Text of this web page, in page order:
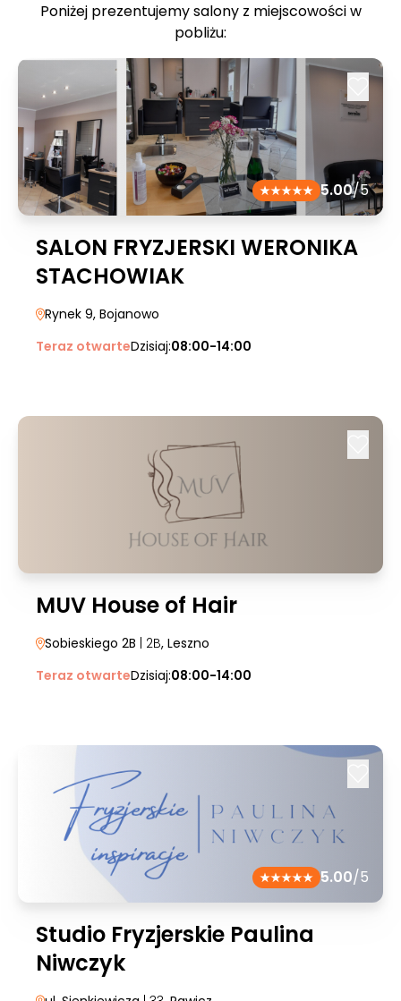
Poniżej prezentujemy salony z miejscowości w
pobliżu:
5.00/5
SALON FRYZJERSKI WERONIKA
STACHOWIAK
Rynek 9, Bojanowo
Teraz otwarteDzisiaj:08:00-14:00
MUV House of Hair
Sobieskiego 2B | 2B, Leszno
Teraz otwarteDzisiaj:08:00-14:00
5.00/5
Studio Fryzjerskie Paulina
Niwczyk